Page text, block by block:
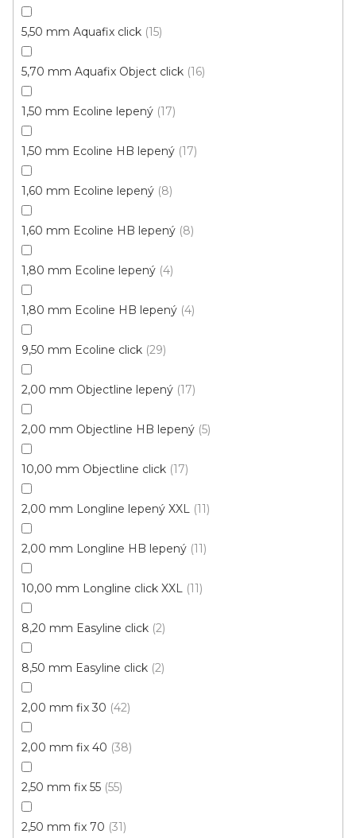
5,50 mm Aquafix click 15
5,70 mm Aquafix Object click 16
1,50 mm Ecoline lepený 17
1,50 mm Ecoline HB lepený 17
1,60 mm Ecoline lepený 8
1,60 mm Ecoline HB lepený 8
1,80 mm Ecoline lepený 4
1,80 mm Ecoline HB lepený 4
9,50 mm Ecoline click 29
2,00 mm Objectline lepený 17
2,00 mm Objectline HB lepený 5
10,00 mm Objectline click 17
2,00 mm Longline lepený XXL 11
2,00 mm Longline HB lepený 11
10,00 mm Longline click XXL 11
8,20 mm Easyline click 2
8,50 mm Easyline click 2
2,00 mm fix 30 42
2,00 mm fix 40 38
2,50 mm fix 55 55
2,50 mm fix 70 31
Vinylové dílce Purello Fix 30 V / 31155
459 Kč
499 Kč
Fix 30 (lepená)
Výprodej
Vinylová podlaha Plank IT /Wood/ 2006 Bolton
šedý VÝPRODEJ (4 balení)
Skladem, ihned k odeslání
473 Kč / m2